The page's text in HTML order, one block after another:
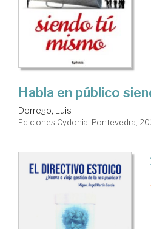
Habla en público
Dorrego, Luis
Ediciones Cydonia. Pontevedra,